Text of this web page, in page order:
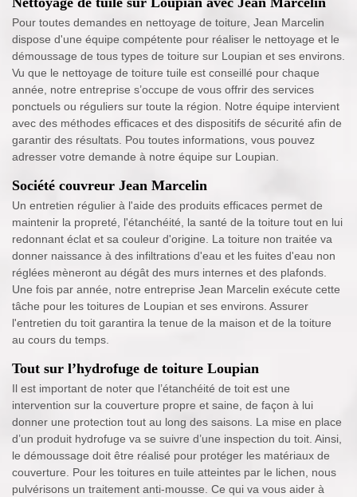
Pour toutes demandes en nettoyage de toiture, Jean Marcelin
dispose d'une équipe compétente pour réaliser le nettoyage et le
démoussage de tous types de toiture sur Loupian et ses environs.
Vu que le nettoyage de toiture tuile est conseillé pour chaque
année, notre entreprise s’occupe de vous offrir des services
ponctuels ou réguliers sur toute la région. Notre équipe intervient
avec des méthodes efficaces et des dispositifs de sécurité afin de
garantir des résultats. Pou toutes informations, vous pouvez
adresser votre demande à notre équipe sur Loupian.
Société couvreur Jean Marcelin
Un entretien régulier à l'aide des produits efficaces permet de
maintenir la propreté, l'étanchéité, la santé de la toiture tout en lui
redonnant éclat et sa couleur d'origine. La toiture non traitée va
donner naissance à des infiltrations d'eau et les fuites d'eau non
réglées mèneront au dégât des murs internes et des plafonds.
Une fois par année, notre entreprise Jean Marcelin exécute cette
tâche pour les toitures de Loupian et ses environs. Assurer
l'entretien du toit garantira la tenue de la maison et de la toiture
au cours du temps.
Tout sur l’hydrofuge de toiture Loupian
Il est important de noter que l’étanchéité de toit est une
intervention sur la couverture propre et saine, de façon à lui
donner une protection tout au long des saisons. La mise en place
d’un produit hydrofuge va se suivre d’une inspection du toit. Ainsi,
le démoussage doit être réalisé pour protéger les matériaux de
couverture. Pour les toitures en tuile atteintes par le lichen, nous
pulvérisons un traitement anti-mousse. Ce qui va vous aider à